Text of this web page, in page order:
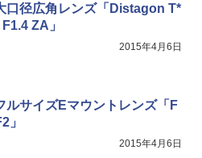
口径広角レンズ「Distagon T*
ZA」
2015年4月6日
ルサイズEマウントレンズ「F
」
2015年4月6日